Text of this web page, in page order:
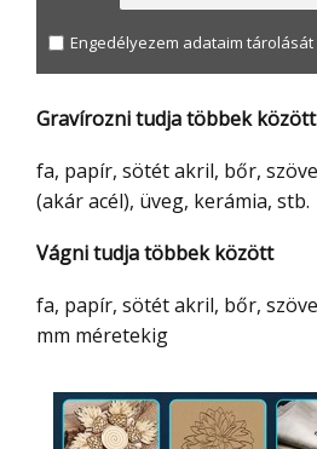
Engedélyezem adataim tárolását
Gravírozni tudja többek között
fa, papír, sötét akril, bőr, szövet, kemény fémek
(akár acél), üveg, kerámia, stb.
Vágni tudja többek között
fa, papír, sötét akril, bőr, szövet, stb., fémet csak 0.1
mm méretekig